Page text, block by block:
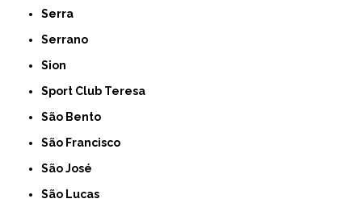
Serra
Serrano
Sion
Sport Club Teresa
São Bento
São Francisco
São José
São Lucas